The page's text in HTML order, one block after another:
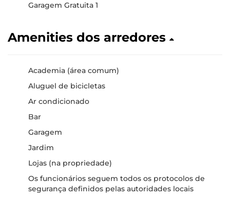
Garagem Gratuita 1
Amenities dos arredores
Academia (área comum)
Aluguel de bicicletas
Ar condicionado
Bar
Garagem
Jardim
Lojas (na propriedade)
Os funcionários seguem todos os protocolos de
segurança definidos pelas autoridades locais